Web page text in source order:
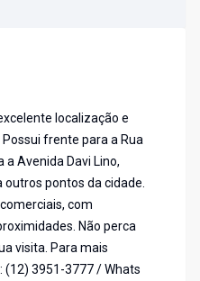
localização e
frente para a Rua
Avenida Davi Lino,
pontos da cidade.
com
Não perca
visita. Para mais
3951-3777 / Whats